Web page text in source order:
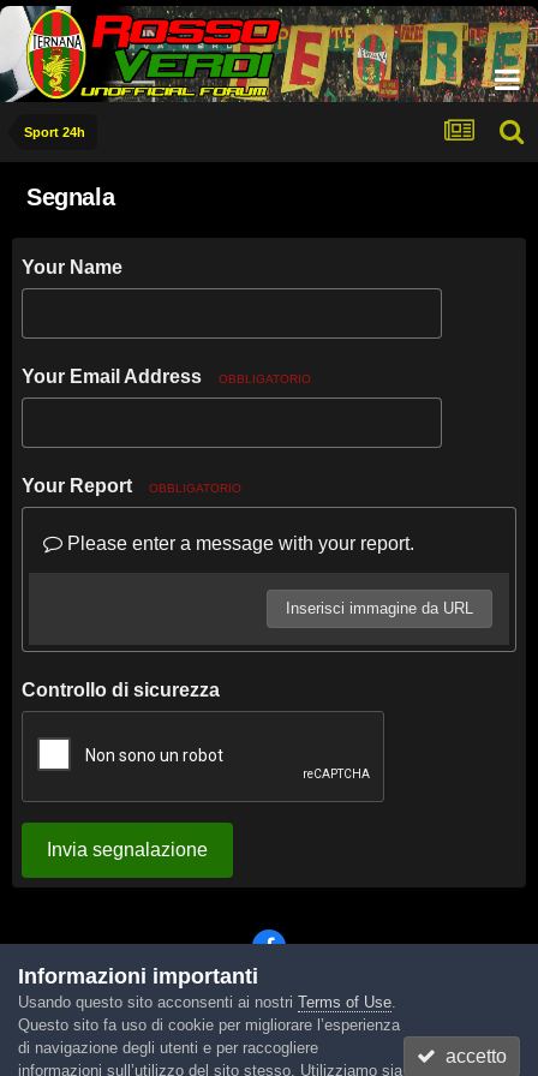
Sport 24h
Segnala
Your Name
Your Email Address OBBLIGATORIO
Your Report OBBLIGATORIO
Please enter a message with your report.
Inserisci immagine da URL
Controllo di sicurezza
Invia segnalazione
Lingua Tema Contattaci Cookies
Powered by Invision Community
Informazioni importanti
Usando questo sito acconsenti ai nostri Terms of Use.
Questo sito fa uso di cookie per migliorare l’esperienza
di navigazione degli utenti e per raccogliere
informazioni sull’utilizzo del sito stesso. Utilizziamo sia
accetto